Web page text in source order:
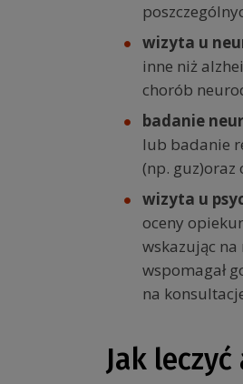
wizyta u
inne niż
chorób
badanie
lub badanie
(np. guz)oraz
wizyta u
oceny
wskazując
wspomagał
na
Jak